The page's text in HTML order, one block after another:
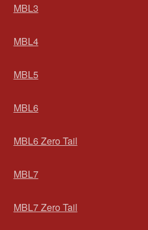
MBL3
MBL4
MBL5
MBL6
MBL6 Zero Tail
MBL7
MBL7 Zero Tail